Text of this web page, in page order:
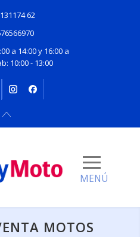
62
a 14:00 y 16:00 a
10:00 - 13:00
MOTOS